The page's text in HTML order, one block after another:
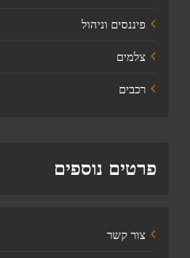
פיננסים וניהול
צלמים
רכבים
פרטים נוספים
צור קשר